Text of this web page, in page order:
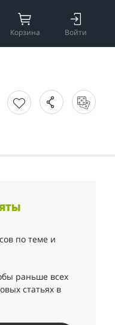
Корзина Войти
по теме и
раньше всех
статьях в